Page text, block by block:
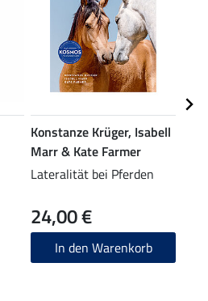
Konstanze Krüger, Isabell
Marr & Kate Farmer
Lateralität bei Pferden
24,00 €
In den Warenkorb